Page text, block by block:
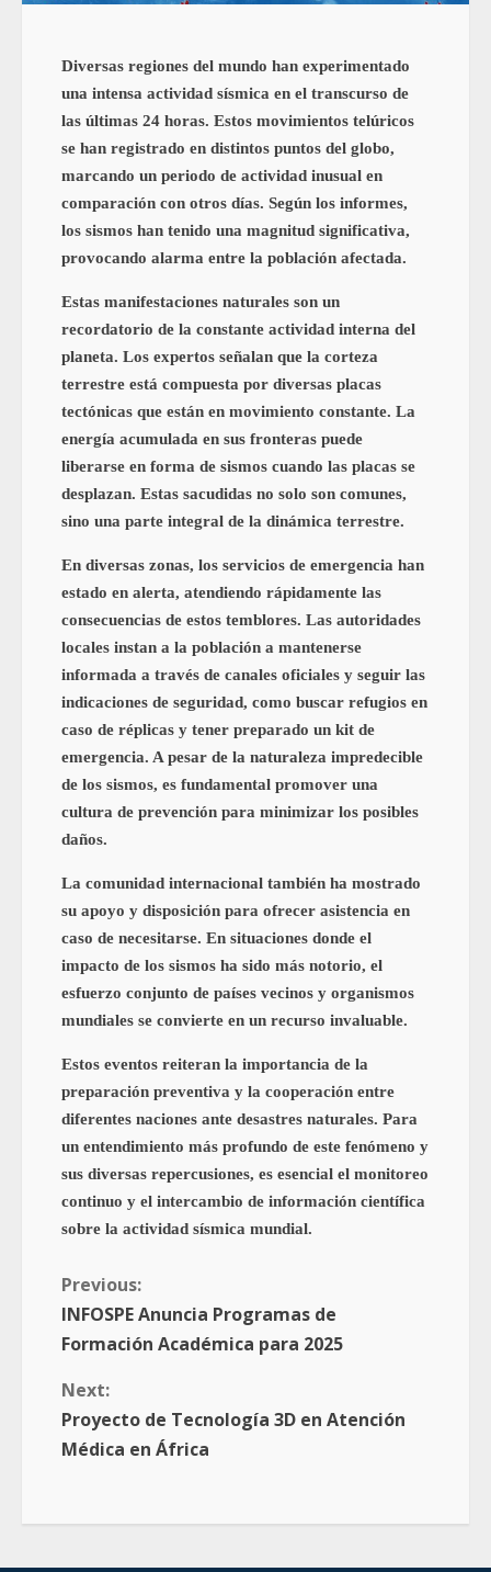
Diversas regiones del mundo han experimentado
una intensa actividad sísmica en el transcurso de
las últimas 24 horas. Estos movimientos telúricos
se han registrado en distintos puntos del globo,
marcando un periodo de actividad inusual en
comparación con otros días. Según los informes,
los sismos han tenido una magnitud significativa,
provocando alarma entre la población afectada.
Estas manifestaciones naturales son un
recordatorio de la constante actividad interna del
planeta. Los expertos señalan que la corteza
terrestre está compuesta por diversas placas
tectónicas que están en movimiento constante. La
energía acumulada en sus fronteras puede
liberarse en forma de sismos cuando las placas se
desplazan. Estas sacudidas no solo son comunes,
sino una parte integral de la dinámica terrestre.
En diversas zonas, los servicios de emergencia han
estado en alerta, atendiendo rápidamente las
consecuencias de estos temblores. Las autoridades
locales instan a la población a mantenerse
informada a través de canales oficiales y seguir las
indicaciones de seguridad, como buscar refugios en
caso de réplicas y tener preparado un kit de
emergencia. A pesar de la naturaleza impredecible
de los sismos, es fundamental promover una
cultura de prevención para minimizar los posibles
daños.
La comunidad internacional también ha mostrado
su apoyo y disposición para ofrecer asistencia en
caso de necesitarse. En situaciones donde el
impacto de los sismos ha sido más notorio, el
esfuerzo conjunto de países vecinos y organismos
mundiales se convierte en un recurso invaluable.
Estos eventos reiteran la importancia de la
preparación preventiva y la cooperación entre
diferentes naciones ante desastres naturales. Para
un entendimiento más profundo de este fenómeno y
sus diversas repercusiones, es esencial el monitoreo
continuo y el intercambio de información científica
sobre la actividad sísmica mundial.
Previous:
INFOSPE Anuncia Programas de
Formación Académica para 2025
Next:
Proyecto de Tecnología 3D en Atención
Médica en África